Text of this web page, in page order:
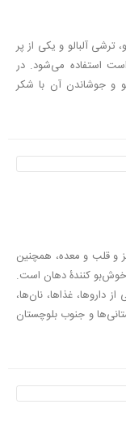
ترشی آلبالو و یکی از پر
است استفاده می‌شود. در
و جوشاندن آن با شکر
قلب و معده، همچنین
كنندۀ دهان است.
غذاها، نان‌ها،
و جنوب بلوچستان